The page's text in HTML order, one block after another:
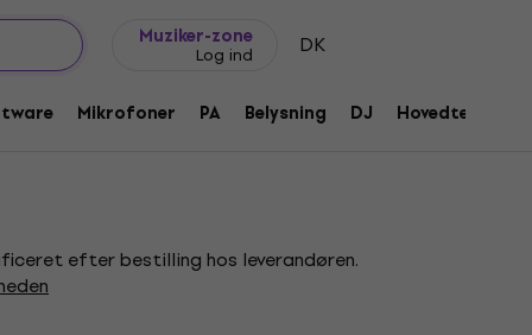
Muziker-zone
Log ind DK
Mikrofoner PA Belysning DJ Hovedtelefoner
Dreadnought Guitar
efter bestilling hos leverandøren.